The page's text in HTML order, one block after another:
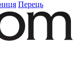
Перець